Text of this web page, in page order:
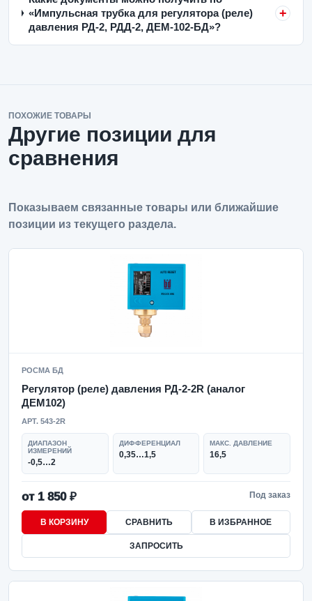
«Импульсная трубка для регулятора (реле)
давления РД-2, РДД-2, ДЕМ-102-БД»?
ПОХОЖИЕ ТОВАРЫ
Другие позиции для
сравнения
Показываем связанные товары или ближайшие
позиции из текущего раздела.
РОСМА БД
Регулятор (реле) давления РД-2-2R (аналог
ДЕМ102)
АРТ. 543-2R
ДИАПАЗОН
ИЗМЕРЕНИЙ
-0,5…2
ДИФФЕРЕНЦИАЛ
0,35…1,5
МАКС. ДАВЛЕНИЕ
16,5
от 1 850 ₽ Под заказ
В КОРЗИНУ СРАВНИТЬ В ИЗБРАННОЕ
ЗАПРОСИТЬ